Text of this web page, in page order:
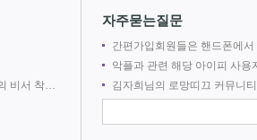
12:40:34
환불 되었습니다.
자주묻는질문
간편가입회원들은 핸드폰에서 로망어플로 전자책을 볼 수 없
악플과 관련 해당 아이피 사용자를 차단
김자희님의 로망띠끄 커뮤니티 접속을 차단합